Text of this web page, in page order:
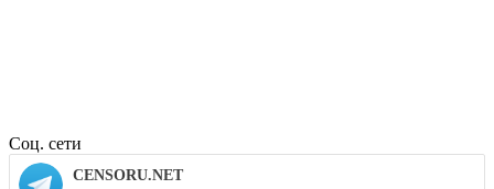
Соц. сети